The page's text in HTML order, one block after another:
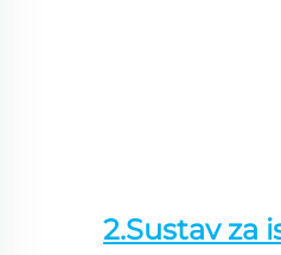
2.Sustav za